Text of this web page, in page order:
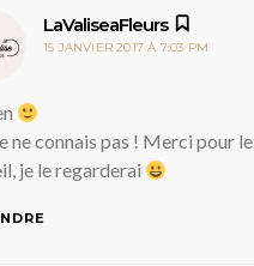
LaValiseaFleurs dit :
15 JANVIER 2017 À 7:03 PM
ne connais pas ! Merci pour le
je le regarderai